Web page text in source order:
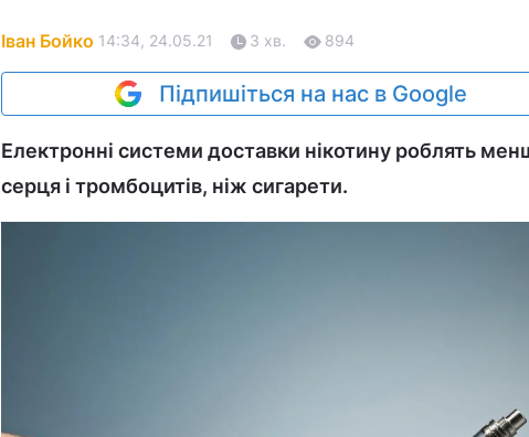
Іван Бойко 14:34, 24.05.21 3 хв. 894
Підпишіться на нас в Google
Електронні системи доставки нікотину роблять
серця і тромбоцитів, ніж сигарети.